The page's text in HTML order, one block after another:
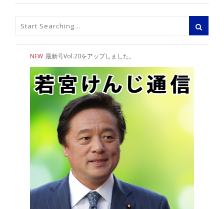
NEW 最新号Vol.20をアップしました。